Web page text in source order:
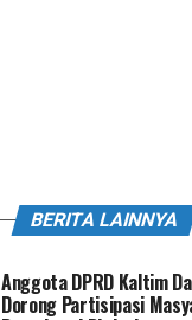
BERITA LAINNYA
Anggota DPRD Kaltim
Dorong Partisipasi